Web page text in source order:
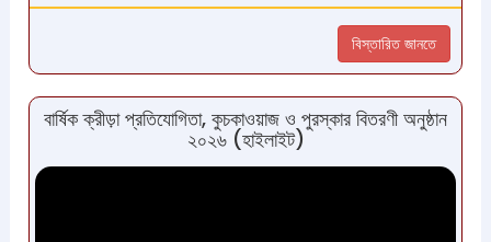
বিস্তারিত জানতে
বার্ষিক ক্রীড়া প্রতিযোগিতা, কুচকাওয়াজ ও পুরস্কার বিতরণী অনুষ্ঠান
২০২৬ (হাইলাইট)